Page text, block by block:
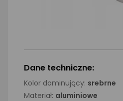
Dane techniczne:
Kolor dominujący: srebrne
Materiał: aluminiowe